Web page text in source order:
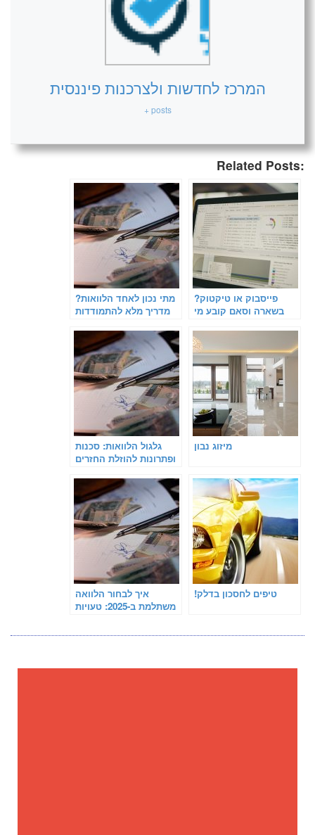
המרכז לחדשות ולצרכנות פיננסית
+ posts
Related Posts:
מתי נכון לאחד הלוואות?
מדריך מלא להתמודדות
לנשימה
פייסבוק או טיקטוק?
בשארה וסאם קובע מי
עולם הניו-מדיה העסקית
גלגול הלוואות: סכנות
ופתרונות להוזלת החזרים
מיזוג נבון
איך לבחור הלוואה
משתלמת ב-2025: טעויות
!טיפים לחסכון בדלק